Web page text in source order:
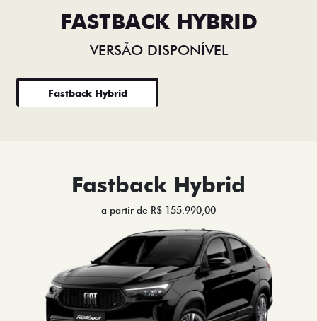
FASTBACK HYBRID
VERSÃO DISPONÍVEL
Fastback Hybrid
Fastback Hybrid
a partir de R$ 155.990,00